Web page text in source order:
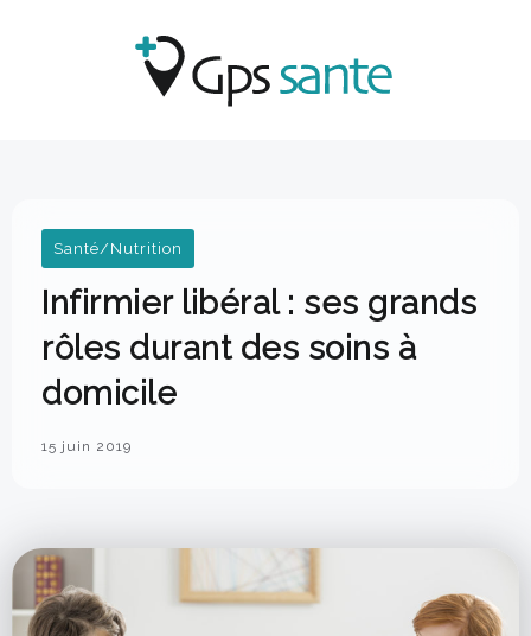
Santé/Nutrition
Infirmier libéral : ses grands
rôles durant des soins à
domicile
15 juin 2019